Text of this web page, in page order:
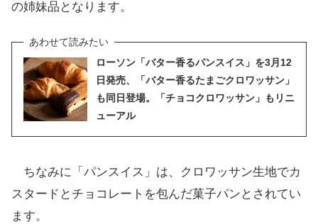
の姉妹品となります。
ローソン「バター香るパンスイス」を3月12
日発売、「バター香るたまごクロワッサン」
も同日登場。「チョコクロワッサン」もリニ
ューアル
ちなみに「パンスイス」は、クロワッサン生地でカ
スタードとチョコレートを包んだ菓子パンとされてい
ます。